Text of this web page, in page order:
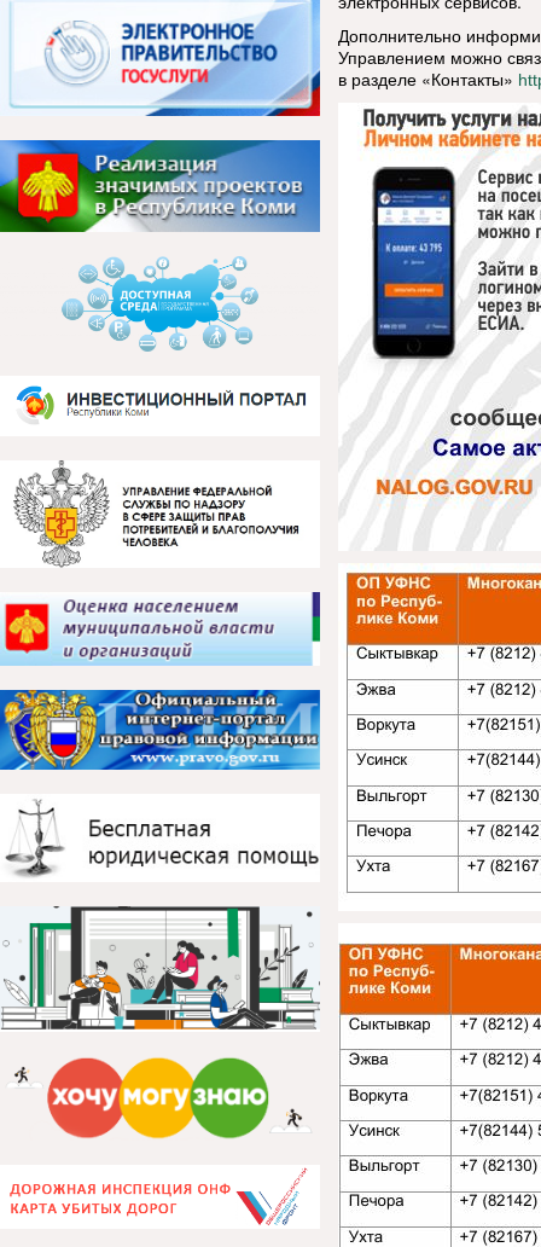
Дополнительно
Управлением можно
в разделе «Контакты»